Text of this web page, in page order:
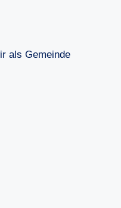
als Gemeinde